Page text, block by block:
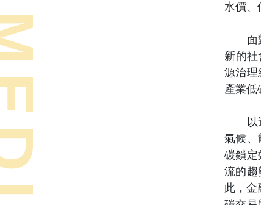
水價、
面對
新的
源治理
產業低
以這
氣候、
碳鎖定
流的趨
此，金